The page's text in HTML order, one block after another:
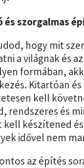
és szorgalmas
hogy mit
a világnak és
formában,
Kitartóan és
kell
rendszeres és
készítened és
idővel nem
az építés